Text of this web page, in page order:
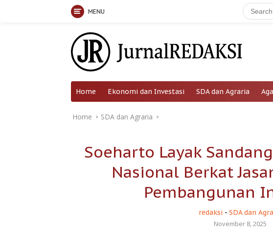
MENU
Home Ekonomi dan Investasi SDA dan Agraria
Home SDA dan Agraria
Soeharto Layak
Nasional Berkat
Pembangunan
redaksi - SDA dan
November 8, 2025